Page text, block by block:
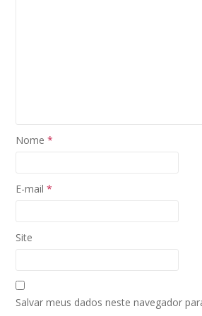
Nome *
E-mail *
Site
Salvar meus dados neste navegador